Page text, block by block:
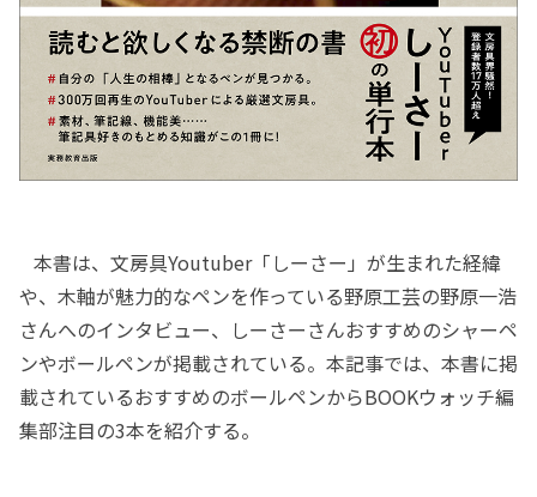
本書は、文房具Youtuber「しーさー」が生まれた経緯
や、木軸が魅力的なペンを作っている野原工芸の野原一浩
さんへのインタビュー、しーさーさんおすすめのシャーペ
ンやボールペンが掲載されている。本記事では、本書に掲
載されているおすすめのボールペンからBOOKウォッチ編
集部注目の3本を紹介する。